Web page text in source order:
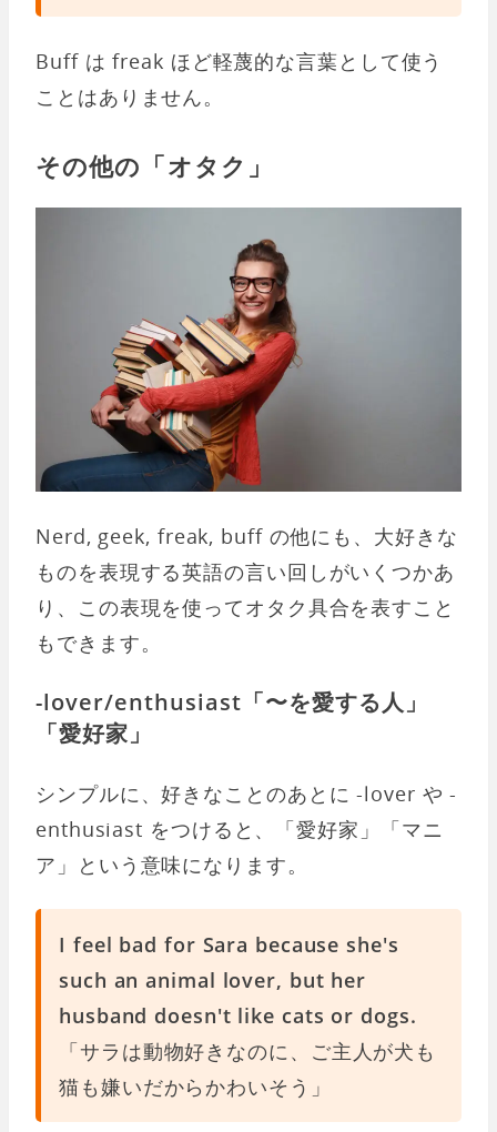
Buff は freak ほど軽蔑的な言葉として使う
ことはありません。
その他の「オタク」
Nerd, geek, freak, buff の他にも、大好きな
ものを表現する英語の言い回しがいくつかあ
り、この表現を使ってオタク具合を表すこと
もできます。
-lover/enthusiast「〜を愛する人」
「愛好家」
シンプルに、好きなことのあとに -lover や -
enthusiast をつけると、「愛好家」「マニ
ア」という意味になります。
I feel bad for Sara because she's
such an animal lover, but her
husband doesn't like cats or dogs.
「サラは動物好きなのに、ご主人が犬も
猫も嫌いだからかわいそう」